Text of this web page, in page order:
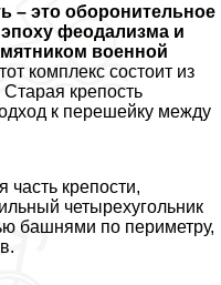
– это оборонительное
феодализма и
военной
комплекс состоит из
Старая крепость
к перешейку между
часть крепости,
четырехугольник
башнями по периметру,